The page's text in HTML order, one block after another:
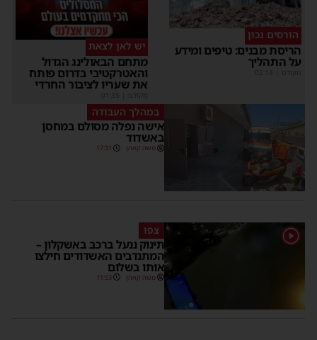
הורסים נכון
הריסת מבנים: טיפים ומידע
על התהליך
מקודם
יש לאן לצאת
מתחם הבאולינג הגדול
והאטרקטיבי בדרום פותח
את שעריו לציבור החרדי
מקודם
במהלך העבודה
אישה נפלה מסולם במחסן
באשדוד
משה קאהן 17:31
1 צפו
תינוק ננעל ברכב באשקלון –
המתנדבים האשדודים חילצו
אותו בשלום
משה קאהן 11:53